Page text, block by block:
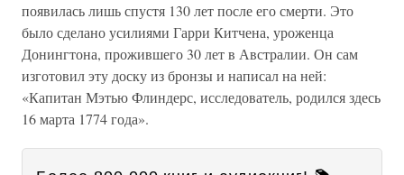
появилась лишь спустя 130 лет после его смерти. Это
было сделано усилиями Гарри Китчена, уроженца
Донингтона, прожившего 30 лет в Австралии. Он сам
изготовил эту доску из бронзы и написал на ней:
«Капитан Мэтью Флиндерс, исследователь, родился здесь
16 марта 1774 года».